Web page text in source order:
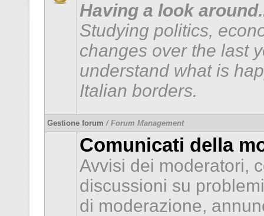
Having a look
Studying politics,
changes over the last
understand what is
Italian borders.
Gestione forum / Forum Management
Comunicati della
Avvisi dei moderatori,
discussioni su problemi
di moderazione,